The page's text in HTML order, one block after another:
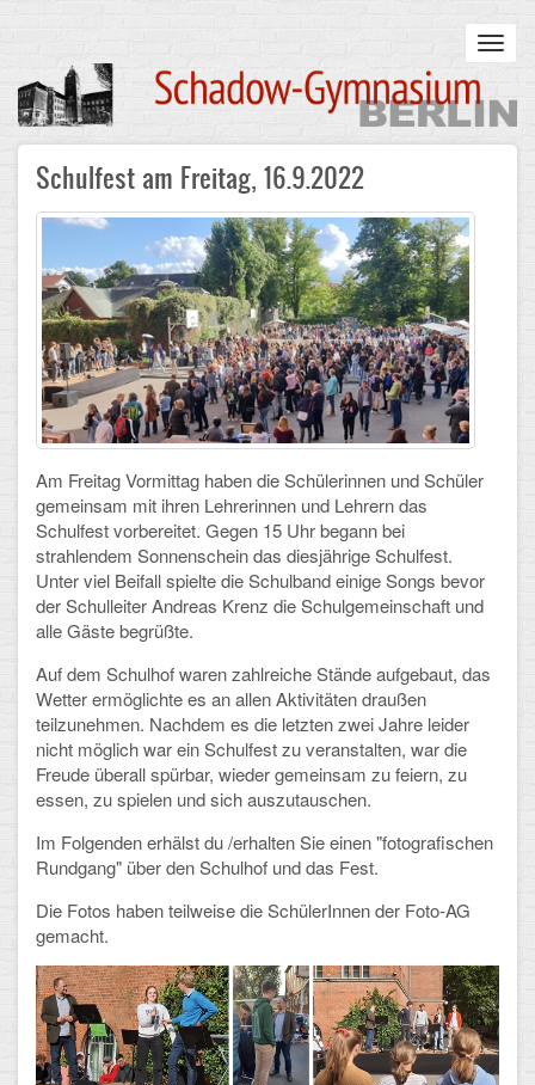
content
Main
navigation
STARTSEITE
UNSERE SCHULE
Infos zum Schulalltag
Was uns wichtig ist
Campus
Sanierung
Schulpartnerschaft
Historisches
Schulalbum
SCHULLEBEN
Kollegium
Schulleitung
Schülervertretung
Gesamtelternvertretung
Ganztagsschule
Schulsozialarbeit
Berufsorientierung
Schulfest am Freitag, 16.9.2022
Am Freitag Vormittag haben die Schülerinnen und Schüler
gemeinsam mit ihren Lehrerinnen und Lehrern das
Schulfest vorbereitet. Gegen 15 Uhr begann bei
strahlendem Sonnenschein das diesjährige Schulfest.
Unter viel Beifall spielte die Schulband einige Songs bevor
der Schulleiter Andreas Krenz die Schulgemeinschaft und
alle Gäste begrüßte.
Auf dem Schulhof waren zahlreiche Stände aufgebaut, das
Wetter ermöglichte es an allen Aktivitäten draußen
teilzunehmen. Nachdem es die letzten zwei Jahre leider
nicht möglich war ein Schulfest zu veranstalten, war die
Freude überall spürbar, wieder gemeinsam zu feiern, zu
essen, zu spielen und sich auszutauschen.
Im Folgenden erhälst du /erhalten Sie einen "fotografischen
Rundgang" über den Schulhof und das Fest.
Die Fotos haben teilweise die SchülerInnen der Foto-AG
gemacht.